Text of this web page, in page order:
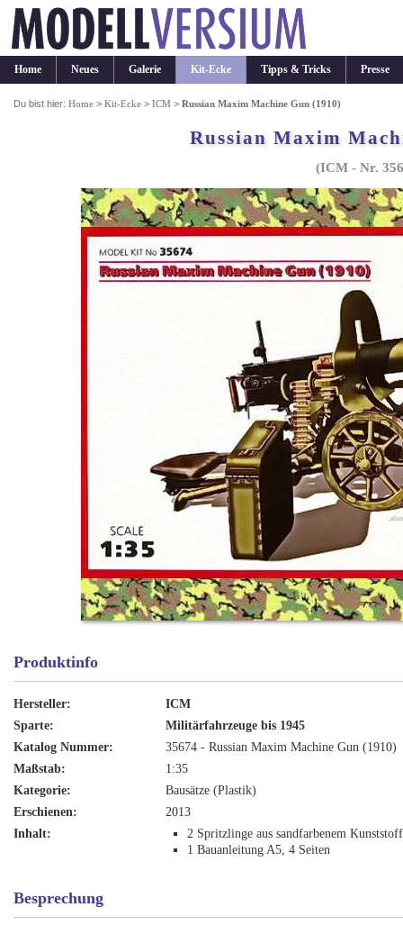
Home Neues Galerie Kit-Ecke Tipps & Tricks Presse
Du bist hier:Home >Kit-Ecke >ICM >Russian Maxim Machine Gun (1910)
Russian Maxim
(ICM - Nr.
Produktinfo
Hersteller:
ICM
Sparte:
Militärfahrzeuge bis 1945
Katalog Nummer:
35674 - Russian Maxim Machine Gun (1910)
Maßstab:
1:35
Kategorie:
Bausätze (Plastik)
Erschienen:
2013
Inhalt:
2 Spritzlinge aus sandfarbenem Kunststoff
1 Bauanleitung A5, 4 Seiten
Besprechung